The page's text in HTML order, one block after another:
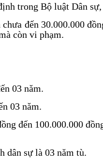
trong Bộ luật Dân
đến 30.000.000
còn vi phạm.
03 năm.
03 năm.
đến 100.000.000
dân sự là 03 năm tù.